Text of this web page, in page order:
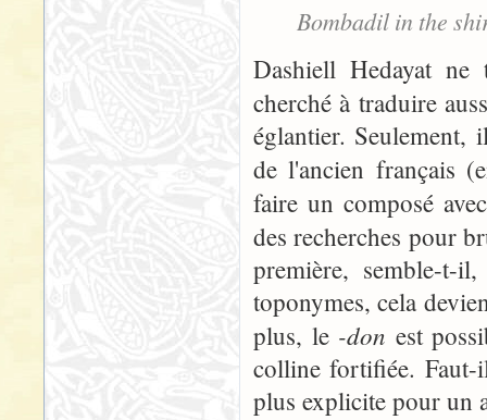
Bombadil in the
Dashiell Hedayat
cherché à traduire
églantier. Seulement,
de l'ancien français
faire un composé
des recherches pour
première, semble-t-
toponymes, cela
plus, le -don est
colline fortifiée. Faut-
plus explicite pour un